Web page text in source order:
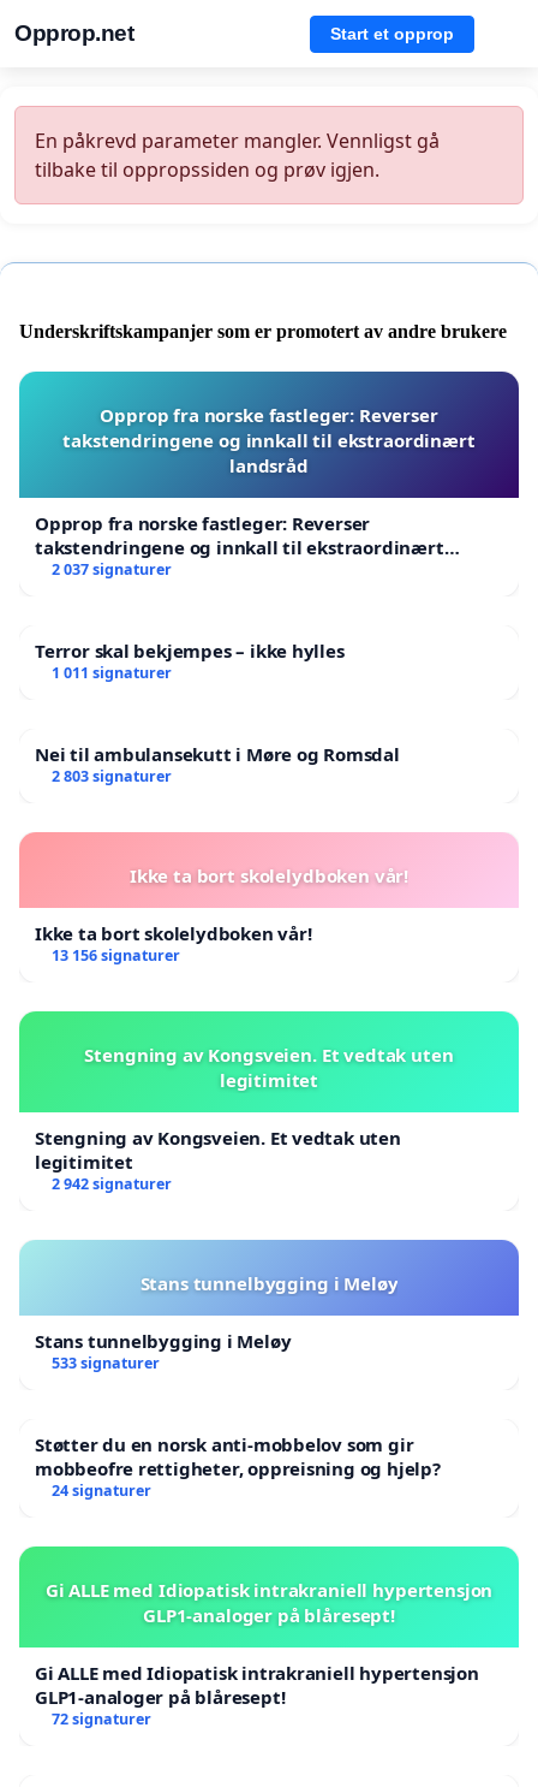
Opprop.net Start et opprop
En påkrevd parameter mangler. Vennligst gå
tilbake til oppropssiden og prøv igjen.
Underskriftskampanjer som er promotert av andre brukere
Opprop fra norske fastleger: Reverser
takstendringene og innkall til ekstraordinært
landsråd
Opprop fra norske fastleger: Reverser
takstendringene og innkall til ekstraordinært
landsråd
2 037 signaturer
Terror skal bekjempes – ikke hylles
1 011 signaturer
Nei til ambulansekutt i Møre og Romsdal
2 803 signaturer
Ikke ta bort skolelydboken vår!
Ikke ta bort skolelydboken vår!
13 156 signaturer
Stengning av Kongsveien. Et vedtak uten
legitimitet
Stengning av Kongsveien. Et vedtak uten
legitimitet
2 942 signaturer
Stans tunnelbygging i Meløy
Stans tunnelbygging i Meløy
533 signaturer
Støtter du en norsk anti-mobbelov som gir
mobbeofre rettigheter, oppreisning og hjelp?
24 signaturer
Gi ALLE med Idiopatisk intrakraniell hypertensjon
GLP1-analoger på blåresept!
Gi ALLE med Idiopatisk intrakraniell hypertensjon
GLP1-analoger på blåresept!
72 signaturer